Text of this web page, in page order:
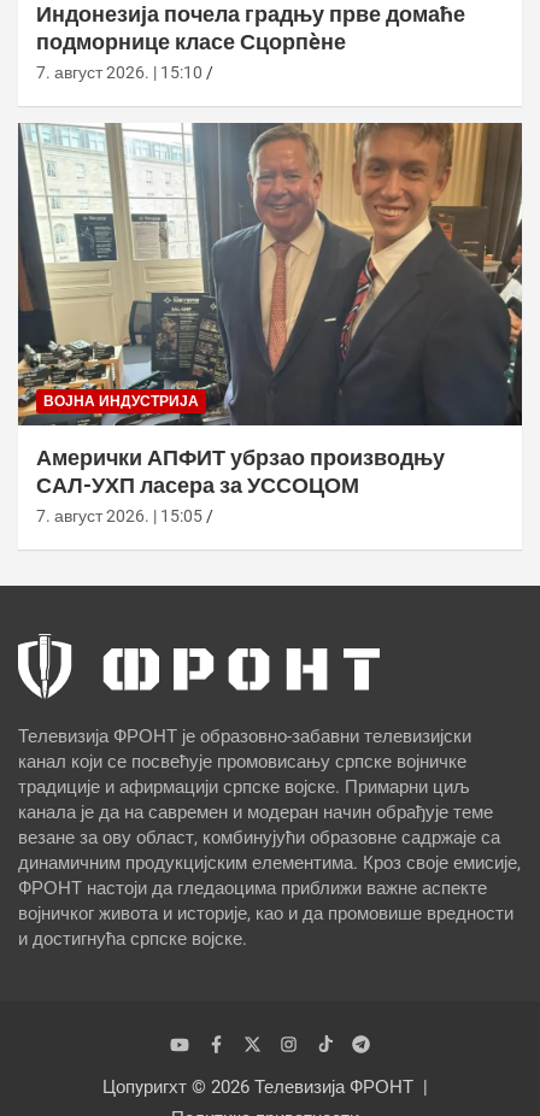
Индонезија почела градњу прве домаће
подморнице класе Сцорпèне
7. август 2026. | 15:10
ВОЈНА ИНДУСТРИЈА
Амерички АПФИТ убрзао производњу
САЛ-УХП ласера за УССОЦОМ
7. август 2026. | 15:05
Телевизија ФРОНТ је образовно-забавни телевизијски
канал који се посвећује промовисању српске војничке
традиције и афирмацији српске војске. Примарни циљ
канала је да на савремен и модеран начин обрађује теме
везане за ову област, комбинујући образовне садржаје са
динамичним продукцијским елементима. Кроз своје емисије,
ФРОНТ настоји да гледаоцима приближи важне аспекте
војничког живота и историје, као и да промовише вредности
и достигнућа српске војске.
Цопyригхт © 2026 Телевизија ФРОНТ